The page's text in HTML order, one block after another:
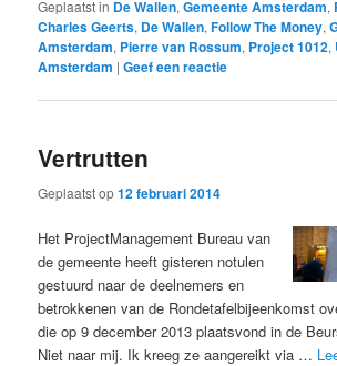
Geplaatst in De Wallen,Gemeente Amsterdam,
Charles Geerts, De Wallen,Follow The Money,
Amsterdam, Pierre van Rossum, Project 1012,
Amsterdam |Geef een reactie
Vertrutten
Geplaatst op12 februari 2014
Het ProjectManagement Bureau van
de gemeente heeft gisteren notulen
gestuurd naar de deelnemers en
betrokkenen van de Rondetafelbijeenkomst
die op 9 december 2013 plaatsvond in de
Niet naar mij. Ik kreeg ze aangereikt via …